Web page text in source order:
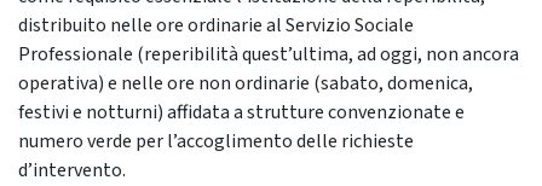
distribuito nelle ore ordinarie al Servizio Sociale
Professionale (reperibilità quest’ultima, ad oggi, non ancora
operativa) e nelle ore non ordinarie (sabato, domenica,
festivi e notturni) affidata a strutture convenzionate e
numero verde per l’accoglimento delle richieste
d’intervento.